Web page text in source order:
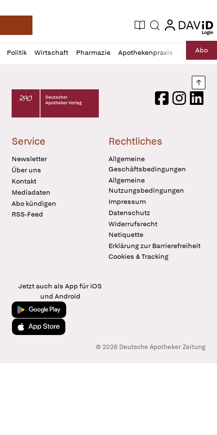
Deutsche Apotheker Zeitung
Aktuelle Ausgabe
Suche login
login
Politik Wirtschaft Pharmazie Apothekenpraxis RechtAbo
Profil
öffnen
Daz
Pur
Deutscher Apotheker Verlag Logo
FacebookInstagram
Service
Newsletter
Über uns
Kontakt
Mediadaten
Abo kündigen
RSS-Feed
Rechtliches
Allgemeine
Geschäftsbedingungen
Allgemeine
Nutzungsbedingungen
Impressum
Datenschutz
Widerrufsrecht
Netiquette
Erklärung zur Barrierefreiheit
Cookies & Tracking
Jetzt auch als App für iOS
und Android
Jetzt bei Google Play
Laden im App Store
© 2026 Deutsche Apotheker Zeitung